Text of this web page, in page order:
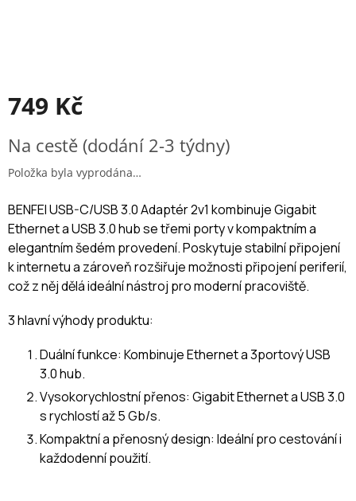
749 Kč
Na cestě (dodání 2-3 týdny)
Položka byla vyprodána…
BENFEI USB-C/USB 3.0 Adaptér 2v1 kombinuje Gigabit
Ethernet a USB 3.0 hub se třemi porty v kompaktním a
elegantním šedém provedení. Poskytuje stabilní připojení
k internetu a zároveň rozšiřuje možnosti připojení periferií,
což z něj dělá ideální nástroj pro moderní pracoviště.
3 hlavní výhody produktu:
Duální funkce: Kombinuje Ethernet a 3portový USB
3.0 hub.
Vysokorychlostní přenos: Gigabit Ethernet a USB 3.0
s rychlostí až 5 Gb/s.
Kompaktní a přenosný design: Ideální pro cestování i
každodenní použití.